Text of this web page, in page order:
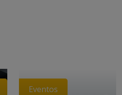
Eventos